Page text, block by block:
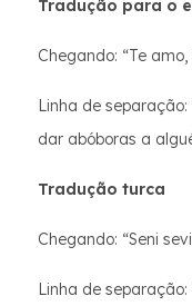
Tradução para o
Chegando: “Te
Linha de
dar abóboras a
Tradução turca
Chegando: “Seni
Linha de separação: